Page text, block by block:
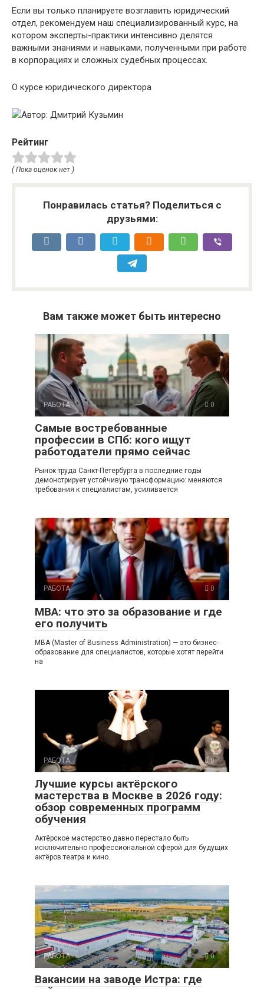
Если вы только планируете возглавить юридический
отдел, рекомендуем наш специализированный курс, на
котором эксперты-практики интенсивно делятся
важными знаниями и навыками, полученными при работе
в корпорациях и сложных судебных процессах.
О курсе юридического директора
Автор: Дмитрий Кузьмин
Рейтинг
( Пока оценок нет )
Понравилась статья? Поделиться с
друзьями:
Вам также может быть интересно
РАБОТА 0
Самые востребованные
профессии в СПб: кого ищут
работодатели прямо сейчас
Рынок труда Санкт-Петербурга в последние годы
демонстрирует устойчивую трансформацию: меняются
требования к специалистам, усиливается
РАБОТА 0
MBA: что это за образование и где
его получить
MBA (Master of Business Administration) — это бизнес-
образование для специалистов, которые хотят перейти
на
РАБОТА 0
Лучшие курсы актёрского
мастерства в Москве в 2026 году:
обзор современных программ
обучения
Актёрское мастерство давно перестало быть
исключительно профессиональной сферой для будущих
актёров театра и кино.
РАБОТА 0
Вакансии на заводе Истра: где